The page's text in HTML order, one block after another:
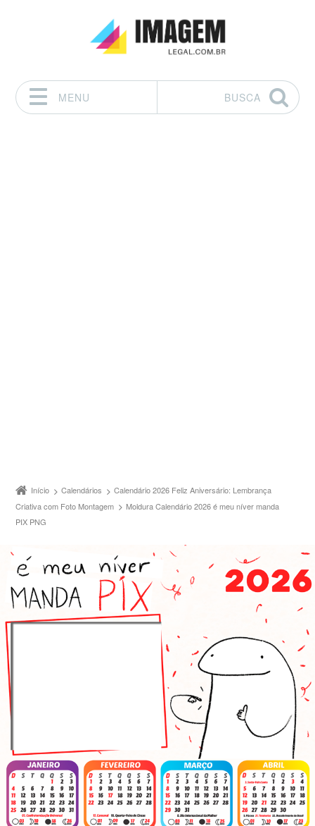
MENU
BUSCA
Início Calendários
Calendário 2026 Feliz Aniversário: Lembrança
Criativa com Foto Montagem
Moldura Calendário 2026 é meu níver manda
PIX PNG